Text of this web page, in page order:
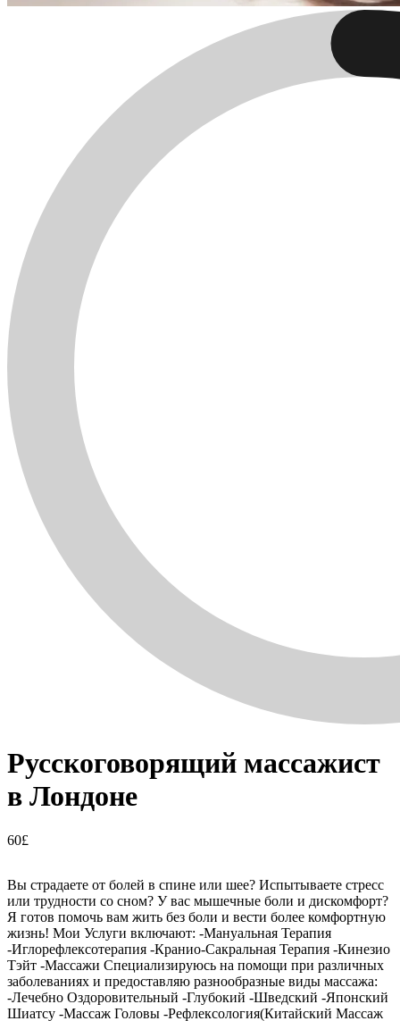
Русскоговорящий массажист
в Лондоне
60£
Вы страдаете от болей в спине или шее? Испытываете стресс
или трудности со сном? У вас мышечные боли и дискомфорт?
Я готов помочь вам жить без боли и вести более комфортную
жизнь! Мои Услуги включают: -Мануальная Терапия
-Иглорефлексотерапия -Кранио-Сакральная Терапия -Кинезио
Тэйт -Массажи Специализируюсь на помощи при различных
заболеваниях и предоставляю разнообразные виды массажа:
-Лечебно Оздоровительный -Глубокий -Шведский -Японский
Шиатсу -Массаж Головы -Рефлексология(Китайский Массаж